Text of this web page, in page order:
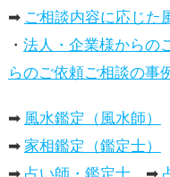
➡ ご相談内容に応じた
・ 法人・企業様からの
らのご依頼ご相談の事
➡ 風水鑑定（風水師）
➡ 家相鑑定（鑑定士）
➡ 占い師・鑑定士➡